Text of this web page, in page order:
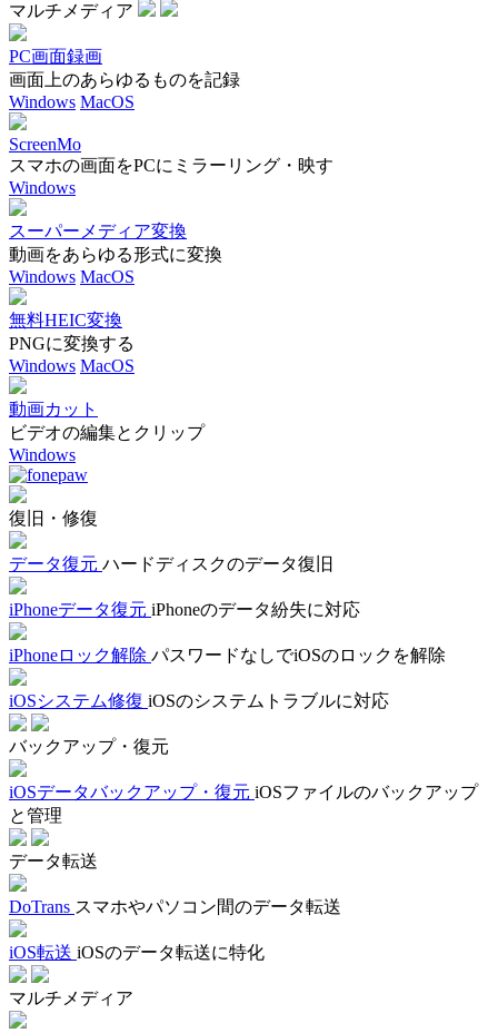
マルチメディア
PC画面録画
画面上のあらゆるものを記録
Windows MacOS
ScreenMo
スマホの画面をPCにミラーリング・映す
Windows
スーパーメディア変換
動画をあらゆる形式に変換
Windows MacOS
無料HEIC変換
PNGに変換する
Windows MacOS
動画カット
ビデオの編集とクリップ
Windows
復旧・修復
データ復元 ハードディスクのデータ復旧
iPhoneデータ復元 iPhoneのデータ紛失に対応
iPhoneロック解除 パスワードなしでiOSのロックを解除
iOSシステム修復 iOSのシステムトラブルに対応
バックアップ・復元
iOSデータバックアップ・復元 iOSファイルのバックアップ
と管理
データ転送
DoTrans スマホやパソコン間のデータ転送
iOS転送 iOSのデータ転送に特化
マルチメディア